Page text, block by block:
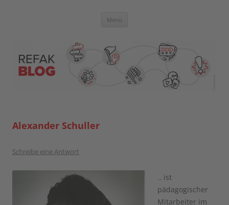
Blog der Referent:innen Akademie
Menü
Alexander Schuller
Schreibe eine Antwort
.. ist
pädagogischer
Mitarbeiter im